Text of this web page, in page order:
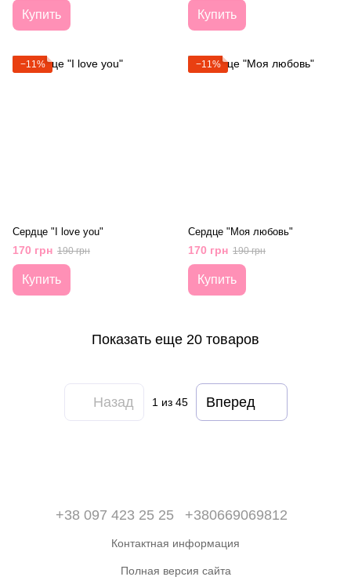
Купить Купить
−11%
Сердце "I love you"
170 грн 190 грн
Купить
−11%
Сердце "Моя любовь"
170 грн 190 грн
Купить
Показать еще 20 товаров
Назад 1 из 45 Вперед
+38 097 423 25 25 +380669069812
Контактная информация
Полная версия сайта